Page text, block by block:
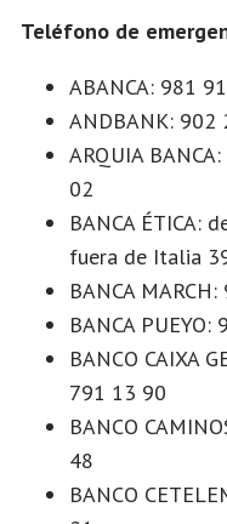
Teléfono de
ABANCA: 981
ANDBANK:
ARQUIA
02
BANCA ÉTICA:
fuera de Italia
BANCA
BANCA
BANCO CAIXA
791 13 90
BANCO
48
BANCO